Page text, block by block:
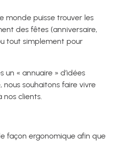
monde puisse trouver les
des fêtes (anniversaire,
tout simplement pour
un « annuaire » d’idées
souhaitons faire vivre
clients.
façon ergonomique afin que